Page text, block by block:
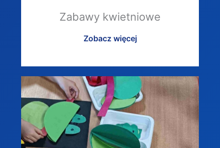
Zabawy kwietniowe
Zobacz więcej